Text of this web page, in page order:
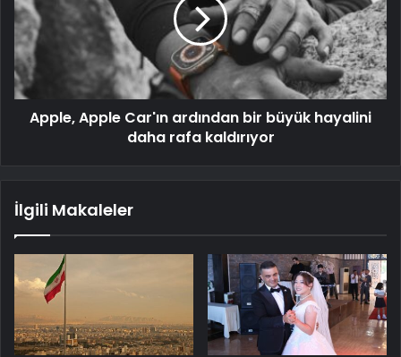
Apple, Apple Car'ın ardından bir büyük hayalini
daha rafa kaldırıyor
İlgili Makaleler